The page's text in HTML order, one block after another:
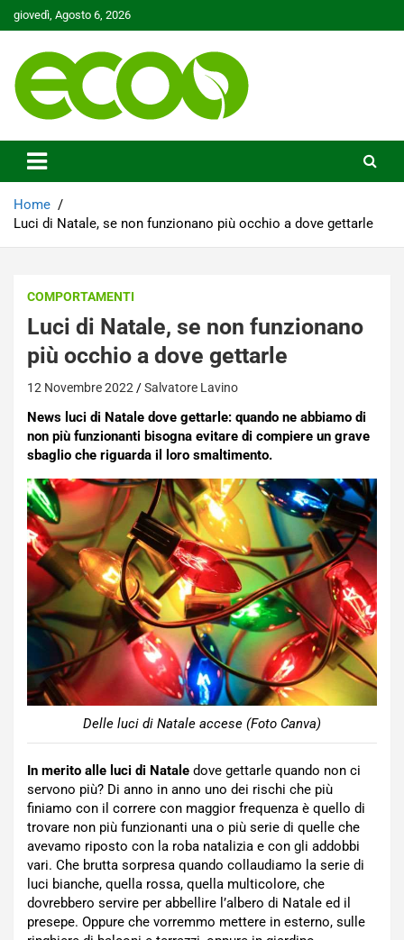
Skip
to
giovedì, Agosto 6, 2026
Ecoo.it
Home
Luci di Natale, se non funzionano più occhio a dove gettarle
COMPORTAMENTI
Luci di Natale, se non funzionano
più occhio a dove gettarle
12 Novembre 2022 Salvatore Lavino
News luci di Natale dove gettarle: quando ne abbiamo di
non più funzionanti bisogna evitare di compiere un grave
sbaglio che riguarda il loro smaltimento.
Delle luci di Natale accese (Foto Canva)
In merito alle luci di Natale dove gettarle quando non ci
servono più? Di anno in anno uno dei rischi che più
finiamo con il correre con maggior frequenza è quello di
trovare non più funzionanti una o più serie di quelle che
avevamo riposto con la roba natalizia e con gli addobbi
vari. Che brutta sorpresa quando collaudiamo la serie di
luci bianche, quella rossa, quella multicolore, che
dovrebbero servire per abbellire l’albero di Natale ed il
presepe. Oppure che vorremmo mettere in esterno, sulle